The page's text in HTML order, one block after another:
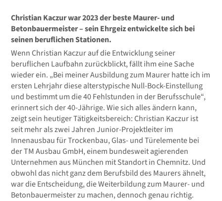
Christian Kaczur war 2023 der beste Maurer- und
Betonbauermeister – sein Ehrgeiz entwickelte sich bei
seinen beruflichen Stationen.
Wenn Christian Kaczur auf die Entwicklung seiner
beruflichen Laufbahn zurückblickt, fällt ihm eine Sache
wieder ein. „Bei meiner Ausbildung zum Maurer hatte ich im
ersten Lehrjahr diese alterstypische Null-Bock-Einstellung
und bestimmt um die 40 Fehlstunden in der Berufsschule“,
erinnert sich der 40-Jährige. Wie sich alles ändern kann,
zeigt sein heutiger Tätigkeitsbereich: Christian Kaczur ist
seit mehr als zwei Jahren Junior-Projektleiter im
Innenausbau für Trockenbau, Glas- und Türelemente bei
der TM Ausbau GmbH, einem bundesweit agierenden
Unternehmen aus München mit Standort in Chemnitz. Und
obwohl das nicht ganz dem Berufsbild des Maurers ähnelt,
war die Entscheidung, die Weiterbildung zum Maurer- und
Betonbauermeister zu machen, dennoch genau richtig.